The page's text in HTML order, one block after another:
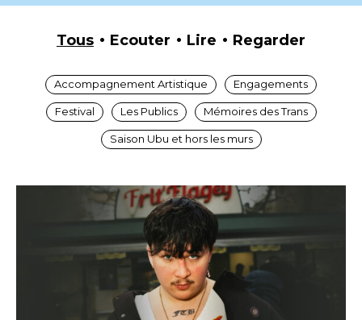
Tous Ecouter Lire Regarder
Accompagnement Artistique Engagements
Festival Les Publics Mémoires des Trans
Saison Ubu et hors les murs